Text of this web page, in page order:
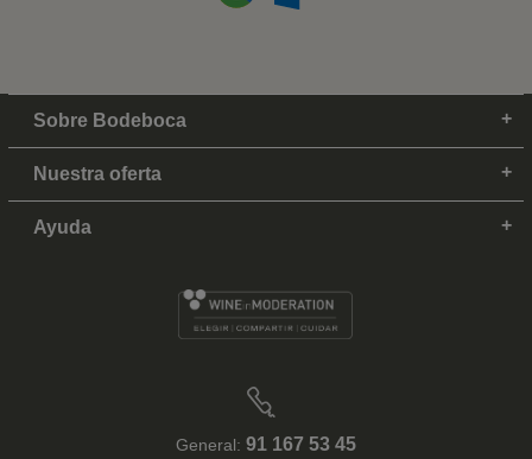
Sobre Bodeboca
Nuestra oferta
Ayuda
General: 91 167 53 45